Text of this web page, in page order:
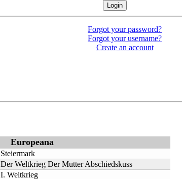
Forgot your password?
Forgot your username?
Create an account
Europeana
Steiermark
Der Weltkrieg Der Mutter Abschiedskuss
I. Weltkrieg